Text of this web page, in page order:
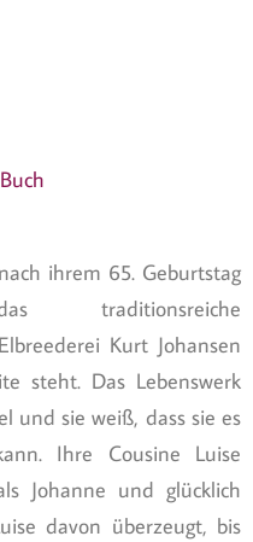
ihrem 65. Geburtstag
traditionsreiche
Kurt Johansen
steht. Das Lebenswerk
und sie weiß, dass sie es
Ihre Cousine Luise
Johanne und glücklich
davon überzeugt, bis